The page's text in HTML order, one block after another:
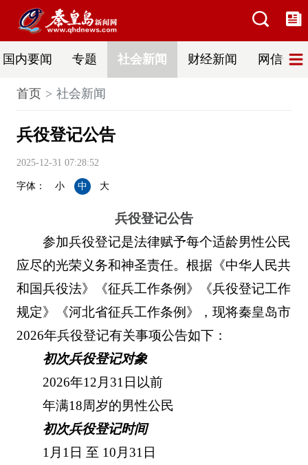
国内要闻 专题 社会新闻 财经新闻 网信普法
首页 社会新闻
兵役登记公告
2025-12-31 07:28:52
字体： 小 中 大
兵役登记公告
参加兵役登记是法律赋予每个适龄男性公民
应尽的光荣义务和神圣责任。根据《中华人民共
和国兵役法》《征兵工作条例》《兵役登记工作
规定》《河北省征兵工作条例》，现将秦皇岛市
2026年兵役登记有关事项公告如下：
初次兵役登记对象
2026年12月31日以前
年满18周岁的男性公民
初次兵役登记时间
1月1日 至 10月31日